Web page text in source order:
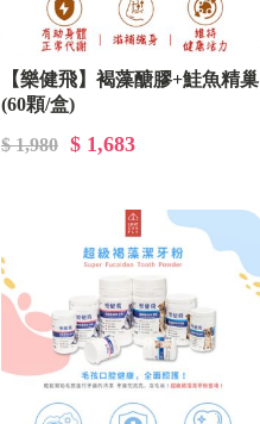
【樂健飛】褐藻醣膠+鮭魚精巢
(60顆/盒)
$ 1,980 $ 1,683